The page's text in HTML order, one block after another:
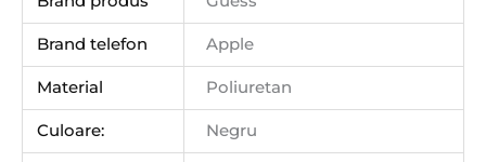
Brand telefon Apple
Material Poliuretan
Culoare: Negru